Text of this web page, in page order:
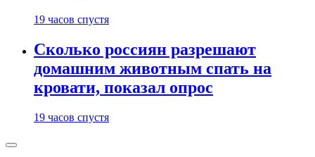
19 часов спустя
Сколько россиян разрешают
домашним животным спать на
кровати, показал опрос
19 часов спустя